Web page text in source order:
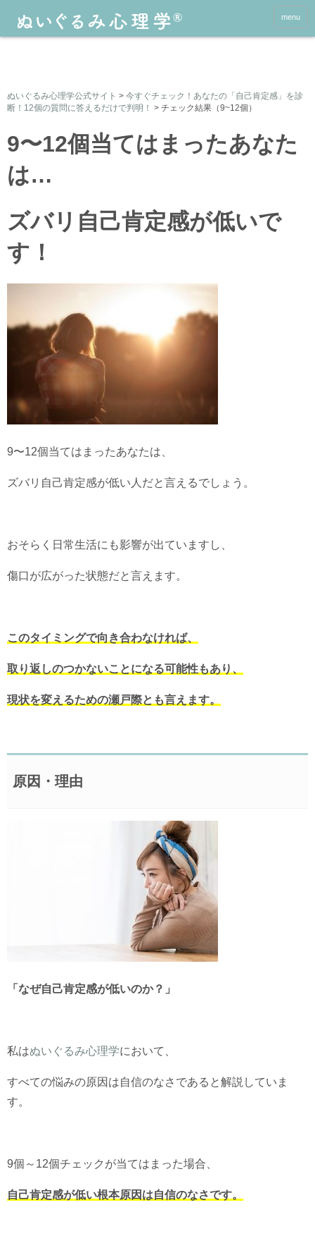
menu
ぬいぐるみ心理学公式サイト > 今すぐチェック！あなたの「自己肯定感」を診
断！12個の質問に答えるだけで判明！ > チェック結果（9~12個）
9〜12個当てはまったあなた
は…
ズバリ自己肯定感が低いで
す！
9〜12個当てはまったあなたは、
ズバリ自己肯定感が低い人だと言えるでしょう。
おそらく日常生活にも影響が出ていますし、
傷口が広がった状態だと言えます。
このタイミングで向き合わなければ、
取り返しのつかないことになる可能性もあり、
現状を変えるための瀬戸際とも言えます。
原因・理由
「なぜ自己肯定感が低いのか？」
私はぬいぐるみ心理学において、
すべての悩みの原因は自信のなさであると解説していま
す。
9個～12個チェックが当てはまった場合、
自己肯定感が低い根本原因は自信のなさです。